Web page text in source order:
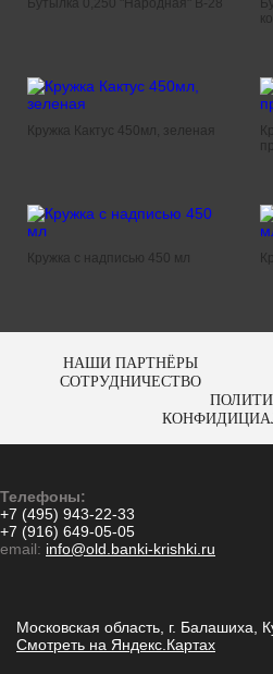
Бутылка 0,250 "Народная" В-28
Кружка Кактус 450мл, зеленая
Кружка с надписью 450 мл
НАШИ ПАРТНЁРЫ
СОТРУДНИЧЕСТВО
Телефоны:
+7 (495) 943-22-33
+7 (916) 649-05-05
email: info@old.banki-krishki.ru
Московская область, г. Балашиха,
Смотреть на Яндекс.Картах